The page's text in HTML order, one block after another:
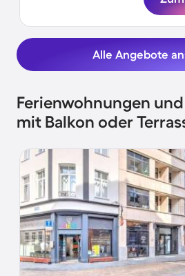
Alle Angebote
Ferienwohnungen
mit Balkon oder